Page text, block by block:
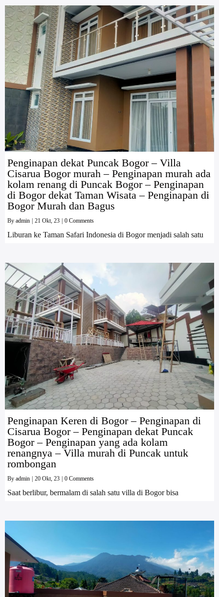
Penginapan dekat Puncak Bogor – Villa
Cisarua Bogor murah – Penginapan murah ada
kolam renang di Puncak Bogor – Penginapan
di Bogor dekat Taman Wisata – Penginapan di
Bogor Murah dan Bagus
By admin 21 Okt, 23 0 Comments
Liburan ke Taman Safari Indonesia di Bogor menjadi salah satu
Penginapan Keren di Bogor – Penginapan di
Cisarua Bogor – Penginapan dekat Puncak
Bogor – Penginapan yang ada kolam
renangnya – Villa murah di Puncak untuk
rombongan
By admin 20 Okt, 23 0 Comments
Saat berlibur, bermalam di salah satu villa di Bogor bisa